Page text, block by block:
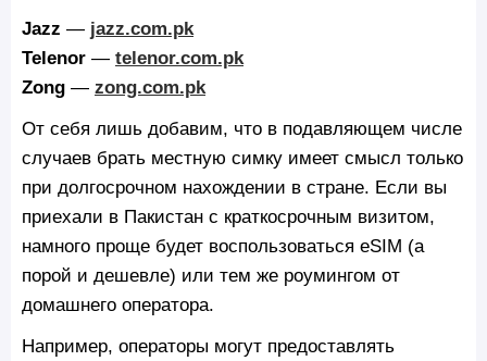
Jazz — jazz.com.pk
Telenor — telenor.com.pk
Zong — zong.com.pk
От себя лишь добавим, что в подавляющем числе
случаев брать местную симку имеет смысл только
при долгосрочном нахождении в стране. Если вы
приехали в Пакистан с краткосрочным визитом,
намного проще будет воспользоваться eSIM (а
порой и дешевле) или тем же роумингом от
домашнего оператора.
Например, операторы могут предоставлять